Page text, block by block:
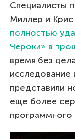
Специалисты
Миллер и Крис
полностью
Чероки» в
время без
исследование
представили
еще более
программного